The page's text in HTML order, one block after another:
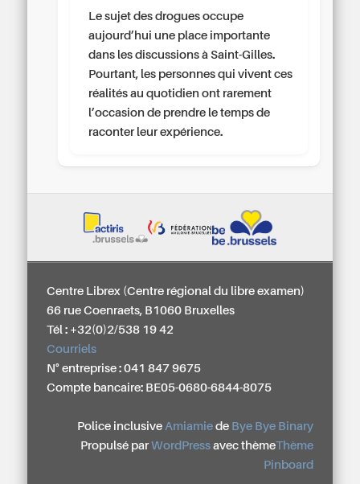
Le sujet des drogues occupe
aujourd’hui une place importante
dans les discussions à Saint-Gilles.
Pourtant, les personnes qui vivent ces
réalités au quotidien ont rarement
l’occasion de prendre le temps de
raconter leur expérience.
Centre Librex (Centre régional du libre examen)
66 rue Coenraets, B1060 Bruxelles
Tél : +32(0)2/538 19 42
Courriels
N° entreprise : 041 847 9675
Compte bancaire: BE05-0680-6844-8075
Police inclusive Amiamiede Bye Bye Binary
Propulsé par WordPressavec thèmeThème
Pinboard